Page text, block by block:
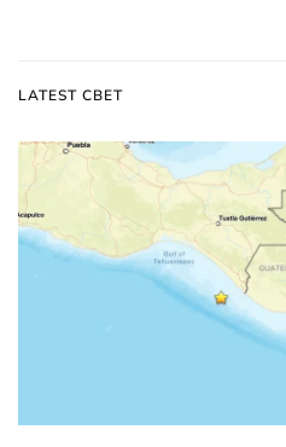
LATEST СВЕТ